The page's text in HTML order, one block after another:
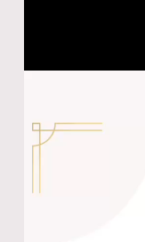
ー